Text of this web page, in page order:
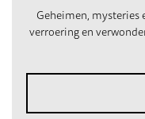
Geheimen, mysteries
verroering en